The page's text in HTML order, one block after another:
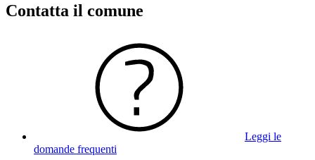
Contatta il comune
Leggi le
domande frequenti